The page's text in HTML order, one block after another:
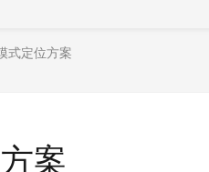
式定位方案
案